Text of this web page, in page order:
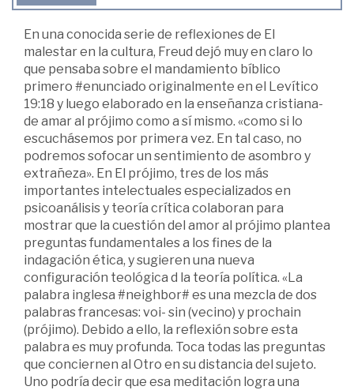
En una conocida serie de reflexiones de El
malestar en la cultura, Freud dejó muy en claro lo
que pensaba sobre el mandamiento bíblico
primero #enunciado originalmente en el Levítico
19:18 y luego elaborado en la enseñanza cristiana-
de amar al prójimo como a sí mismo. «como si lo
escuchásemos por primera vez. En tal caso, no
podremos sofocar un sentimiento de asombro y
extrañeza». En El prójimo, tres de los más
importantes intelectuales especializados en
psicoanálisis y teoría crítica colaboran para
mostrar que la cuestión del amor al prójimo plantea
preguntas fundamentales a los fines de la
indagación ética, y sugieren una nueva
configuración teológica d la teoría política. «La
palabra inglesa #neighbor# es una mezcla de dos
palabras francesas: voi- sin (vecino) y prochain
(prójimo). Debido a ello, la reflexión sobre esta
palabra es muy profunda. Toca todas las preguntas
que conciernen al Otro en su distancia del sujeto.
Uno podría decir que esa meditación logra una